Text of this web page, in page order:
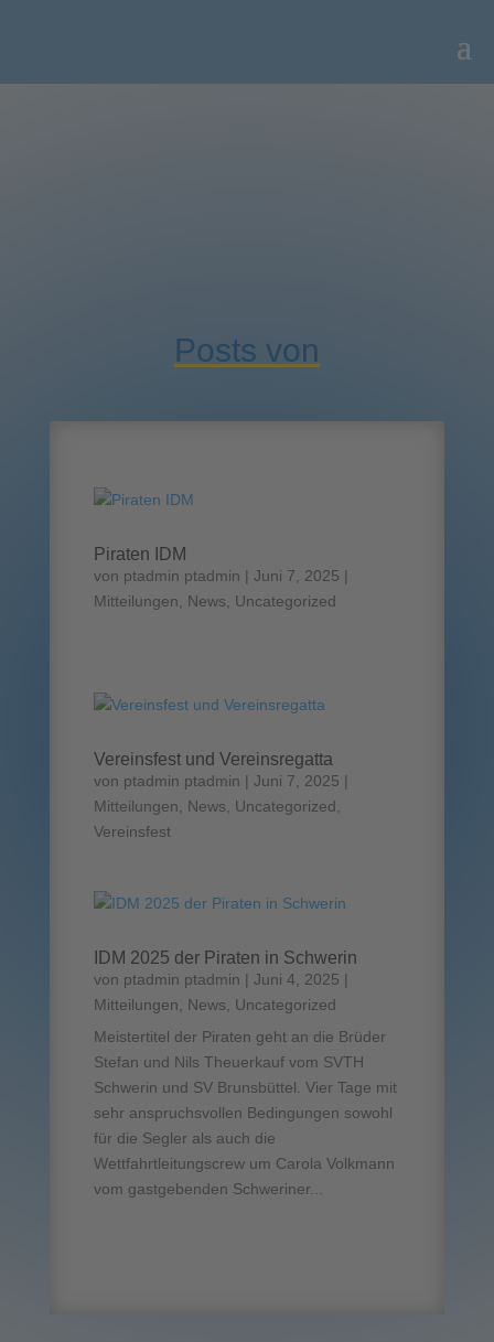
Posts von
Piraten IDM
von ptadmin ptadmin | Juni 7, 2025 |
Mitteilungen
News Uncategorized
Vereinsfest und Vereinsregatta
von ptadmin ptadmin | Juni 7, 2025 |
Mitteilungen
News Uncategorized
Vereinsfest
IDM 2025 der Piraten in Schwerin
von ptadmin ptadmin | Juni 4, 2025 |
Mitteilungen
News
Uncategorized
Meistertitel der Piraten geht an die Brüder
Stefan und Nils Theuerkauf vom SVTH
Schwerin und SV Brunsbüttel. Vier Tage mit
sehr anspruchsvollen Bedingungen sowohl
für die Segler als auch die
Wettfahrtleitungscrew um Carola Volkmann
vom gastgebenden Schweriner...